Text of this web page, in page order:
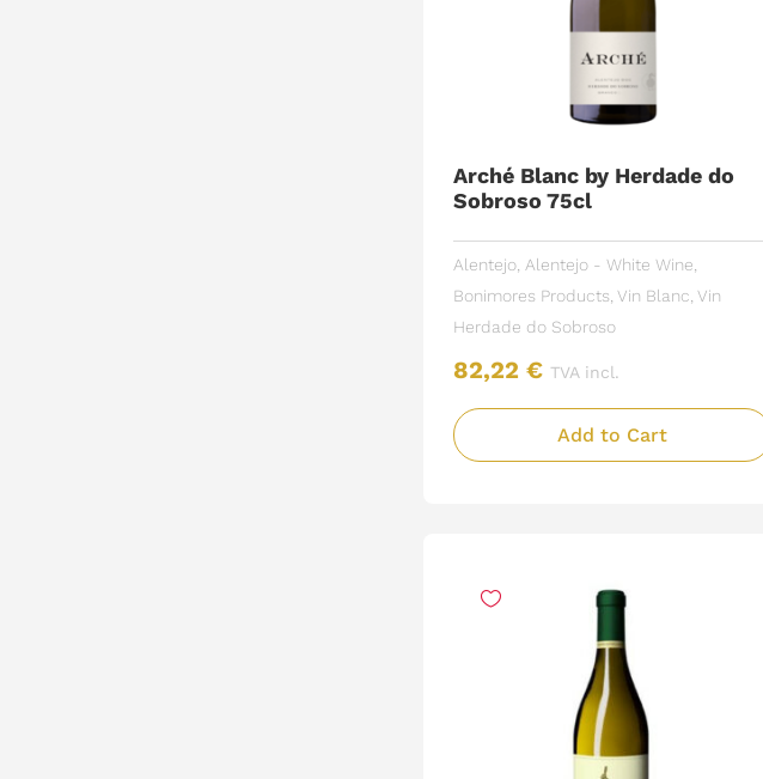
Arché Blanc by Herdade do
Sobroso 75cl
Alentejo Alentejo - White Wine
Bonimores Products ,Vin Blanc ,Vin
Herdade do Sobroso
82,22€ TVA incl.
Add to Cart